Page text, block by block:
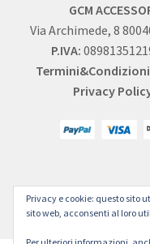
GCM
Via Archimede, 8
P.IVA:
Privacy
Privacy e cookie: questo sito
sito web, acconsenti al loro